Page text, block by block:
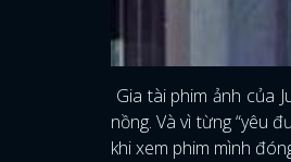
Gia tài phim ảnh của
nồng. Và vì từng “yêu
khi xem phim mình